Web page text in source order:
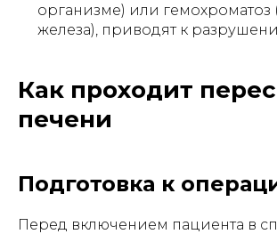
организме) или гемохроматоз
железа), приводят к
Как проходит
печени
Подготовка к
Перед включением пациента в